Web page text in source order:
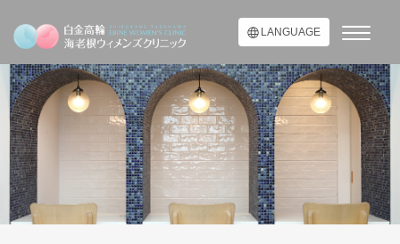
LANGUAGE